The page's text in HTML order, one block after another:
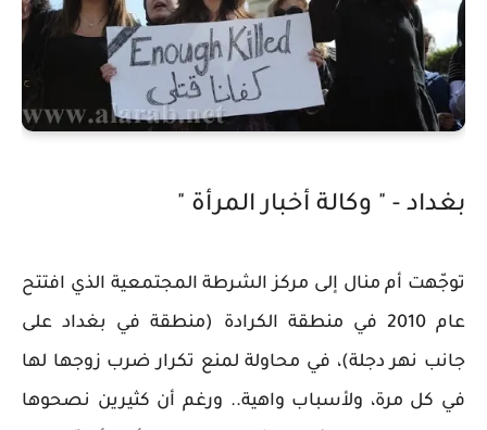
بغداد - " وكالة أخبار المرأة "
توجّهت أم منال إلى مركز الشرطة المجتمعية الذي افتتح
عام 2010 في منطقة الكرادة (منطقة في بغداد على
جانب نهر دجلة)، في محاولة لمنع تكرار ضرب زوجها لها
في كل مرة، ولأسباب واهية.. ورغم أن كثيرين نصحوها